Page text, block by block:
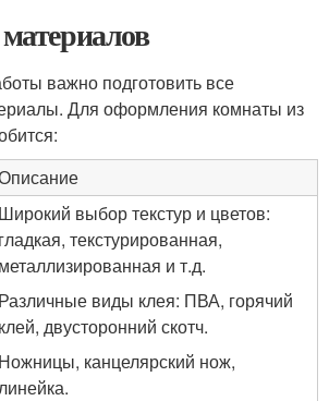
важно подготовить все
Для оформления комнаты из
Широкий выбор текстур и цветов:
гладкая, текстурированная,
металлизированная и т.д.
Различные виды клея: ПВА, горячий
клей, двусторонний скотч.
Ножницы, канцелярский нож,